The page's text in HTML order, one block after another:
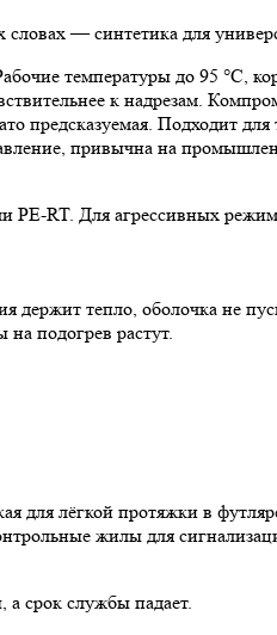
— синтетика для
температуры до 95
к надрезам.
предсказуемая. Подходит
привычна на
RT. Для агрессивных
тепло, оболочка не
на подогрев растут.
для лёгкой протяжки в
жилы для
а срок службы падает.